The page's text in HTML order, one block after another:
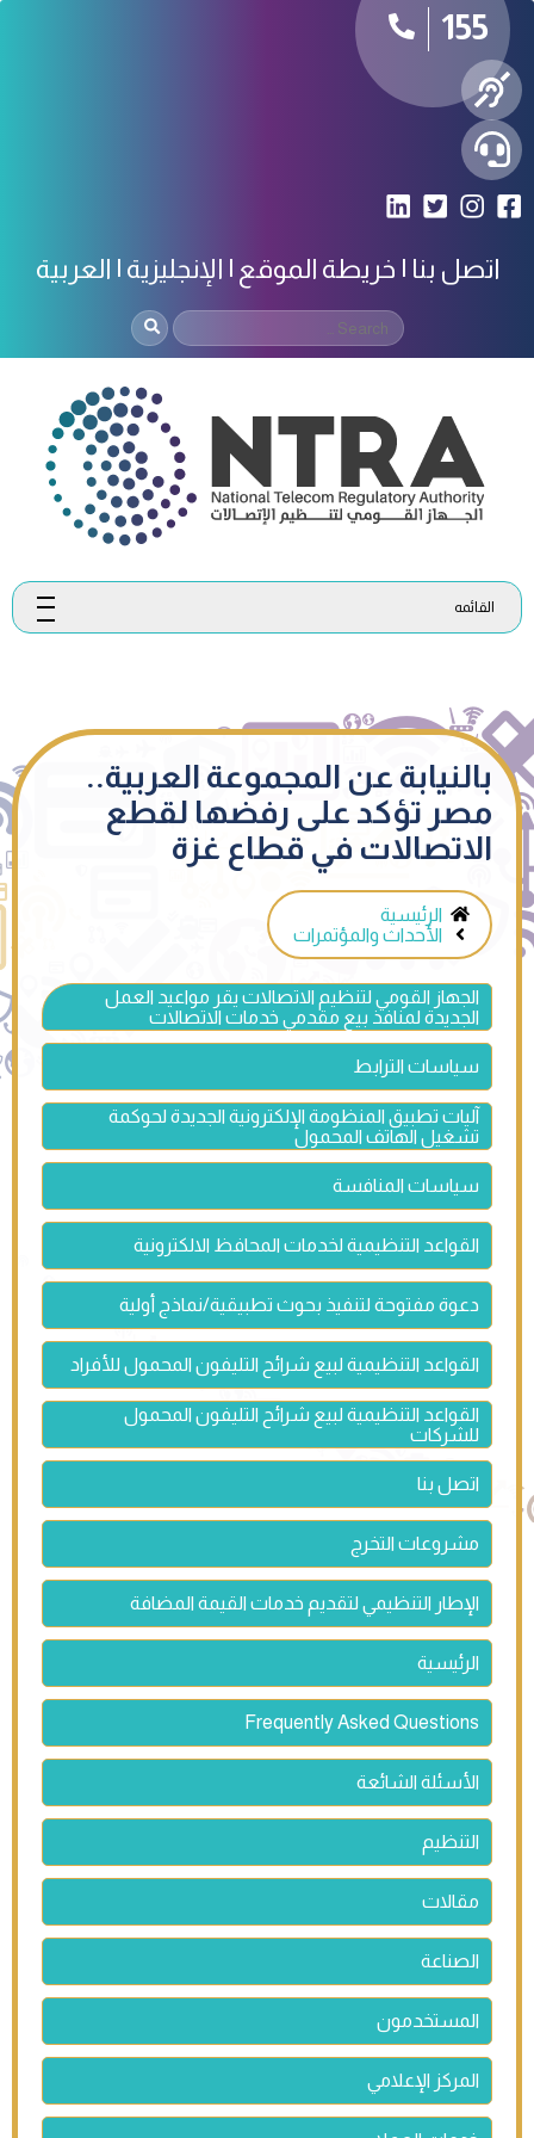
155
اتصل بنا خريطة الموقع الإنجليزية العربية
القائمه
بالنيابة عن المجموعة العربية..
مصر تؤكد على رفضها لقطع
الاتصالات في قطاع غزة
الرئيسية
الأحداث والمؤتمرات
الجهاز القومي لتنظيم الاتصالات يقر مواعيد العمل
الجديدة لمنافذ بيع مقدمي خدمات الاتصالات
سياسات الترابط
آليات تطبيق المنظومة الإلكترونية الجديدة لحوكمة
تشغيل الهاتف المحمول
سياسات المنافسة
القواعد التنظيمية لخدمات المحافظ الالكترونية
دعوة مفتوحة لتنفيذ بحوث تطبيقية/نماذج أولية
القواعد التنظيمية لبيع شرائح التليفون المحمول للأفراد
القواعد التنظيمية لبيع شرائح التليفون المحمول
للشركات
اتصل بنا
مشروعات التخرج
الإطار التنظيمي لتقديم خدمات القيمة المضافة
الرئيسية
Frequently Asked Questions
الأسئلة الشائعة
التنظيم
مقالات
الصناعة
المستخدمون
المركز الإعلامي